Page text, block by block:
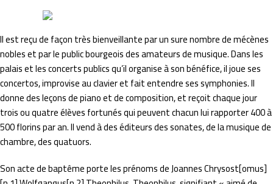
Il est reçu de façon très bienveillante par un sure nombre de mécènes
nobles et par le public bourgeois des amateurs de musique. Dans les
palais et les concerts publics qu’il organise à son bénéfice, il joue ses
concertos, improvise au clavier et fait entendre ses symphonies. Il
donne des leçons de piano et de composition, et reçoit chaque jour
trois ou quatre élèves fortunés qui peuvent chacun lui rapporter 400 à
500 florins par an. Il vend à des éditeurs des sonates, de la musique de
chambre, des quatuors.
Son acte de baptême porte les prénoms de Joannes Chrysost[omus]